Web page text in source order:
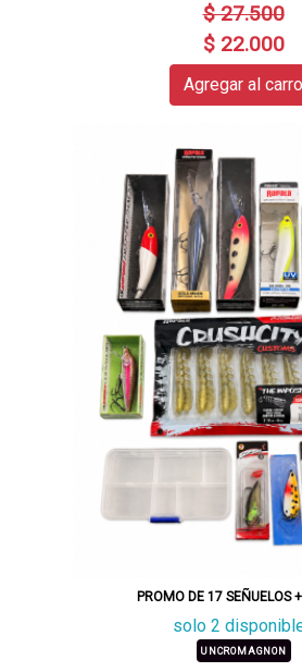
$ 27.500
$ 22.000
Agregar al carro
PROMO DE 17 SEÑUELOS
solo 2
UNCROMAGNON